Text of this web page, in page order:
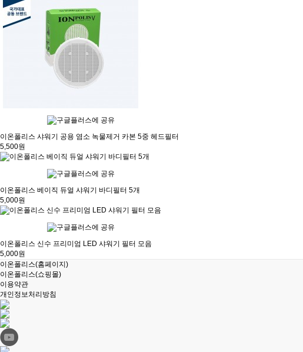
이온폴리스 샤워기 공용 염소 녹물제거 카본 5중 헤드필터
5,500원
이온폴리스 베이직 듀얼 샤워기 바디필터 5개
5,000원
이온폴리스 신수 프리미엄 LED 샤워기 필터 모음
5,000원
이온폴리스(홈페이지)
이온폴리스(쇼핑몰)
이용약관
개인정보처리방침